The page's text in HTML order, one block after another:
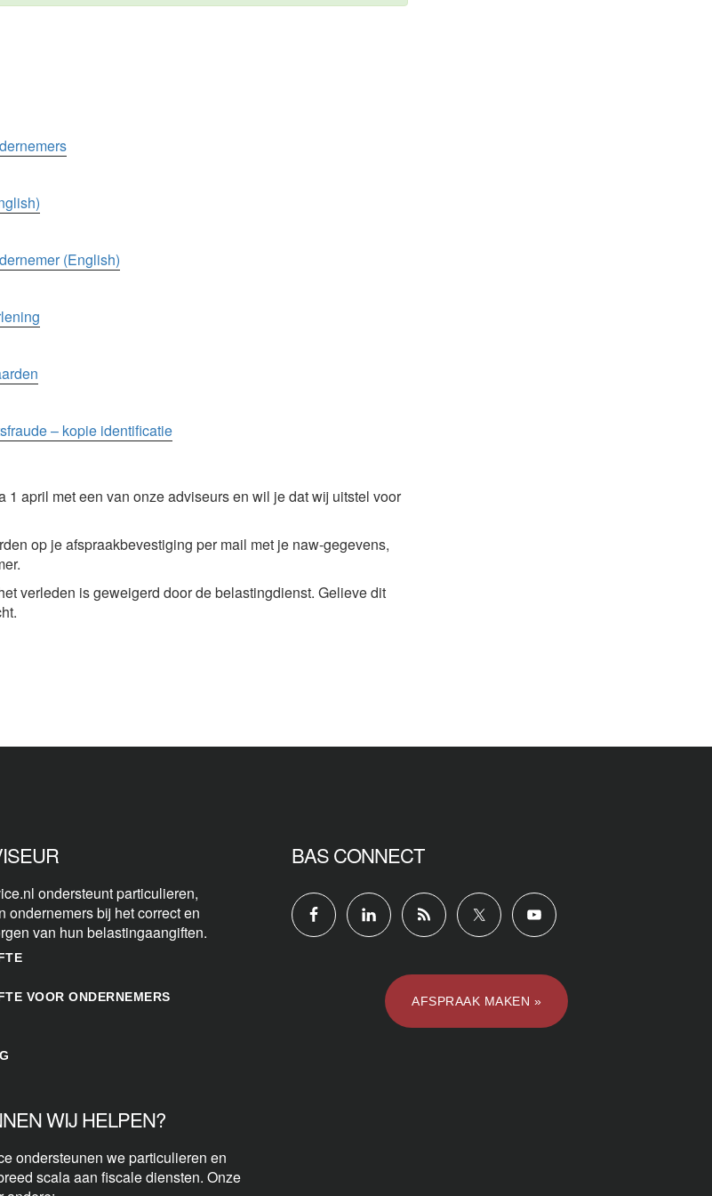
(English)
– kopie identificatie
1 april met een van onze adviseurs en wil je dat wij uitstel voor
op je afspraakbevestiging per mail met je naw-gegevens,
verleden is geweigerd door de belastingdienst. Gelieve dit
ondersteunt particulieren,
ondernemers bij het correct en
van hun belastingaangiften.
VOOR ONDERNEMERS
WIJ HELPEN?
ondersteunen we particulieren en
scala aan fiscale diensten. Onze
BAS CONNECT
AFSPRAAK MAKEN »